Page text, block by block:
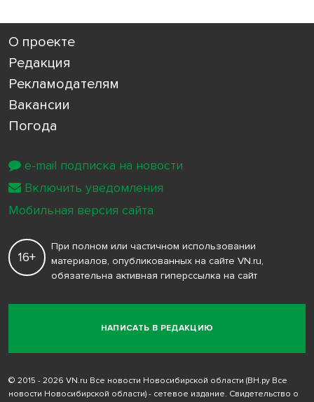
О проекте
Редакция
Рекламодателям
Вакансии
Погода
НАПИСАТЬ В РЕДАКЦИЮ
16+
При полном или частичном использовании
материалов, опубликованных на сайте VN.ru,
обязательна активная гиперссылка на сайт
© 2015 - 2026 VN.ru Все новости Новосибирской области (ВН.ру Все
новости Новосибирской области) - сетевое издание. Свидетельство о
e-mail подписка на новости
Включить уведомления
Мобильная версия сайта